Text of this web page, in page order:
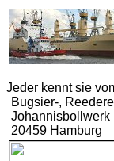
Jeder kennt sie
Bugsier-,
Johannisbollwerk
20459 Hamburg